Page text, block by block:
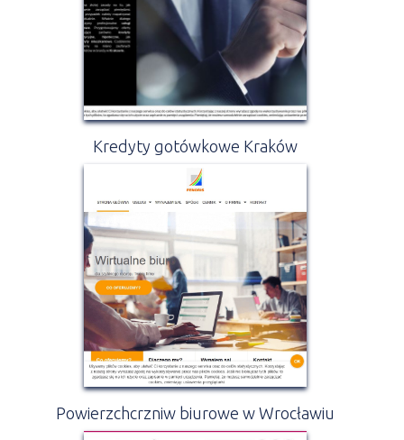
Kredyty gotówkowe Kraków
Powierzchcrzniw biurowe w Wrocławiu